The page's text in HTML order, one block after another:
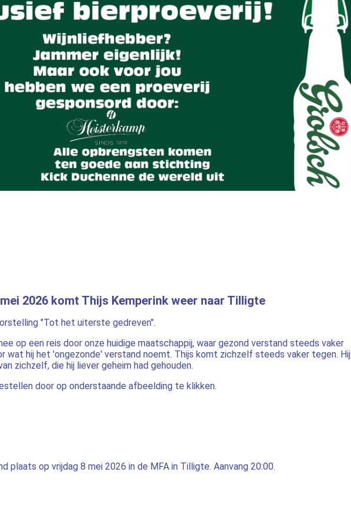
2026 komt Thijs Kemperink weer naar Tilligte
"Tot het uiterste gedreven".
op een reis door onze huidige maatschappij, waar gezond verstand steeds vaker
wat hij het 'ongezonde' verstand noemt. Thijs komt zichzelf steeds vaker tegen. Hij
zichzelf, die hij liever geheim had gehouden.
door op onderstaande afbeelding te klikken.
plaats op vrijdag 8 mei 2026 in de MFA in Tilligte. Aanvang 20:00.